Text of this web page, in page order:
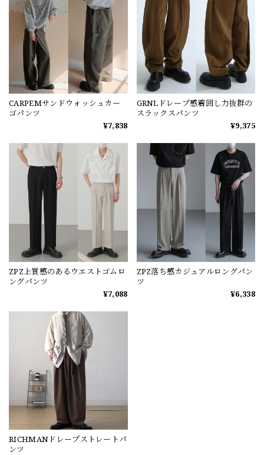
CARPEMサンドウォッシュカー
ゴパンツ
¥7,838
GRNLドレープ感着回し力抜群の
スラックスパンツ
¥9,375
ZPZ上質感のあるウエストゴムロ
ングパンツ
¥7,088
ZPZ落ち感カジュアルロングパン
ツ
¥6,338
RICHMANドレープストレートパ
ンツ